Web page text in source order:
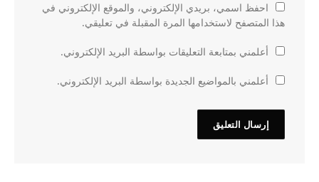
احفظ اسمي، بريدي الإلكتروني، والموقع الإلكتروني في
هذا المتصفح لاستخدامها المرة المقبلة في تعليقي.
أعلمني بمتابعة التعليقات بواسطة البريد الإلكتروني.
أعلمني بالمواضيع الجديدة بواسطة البريد الإلكتروني.